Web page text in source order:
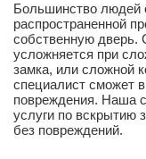
Большинство людей
распространенной
собственную дверь.
усложняется при
замка, или сложной
специалист сможет
повреждения. Наша
услуги по вскрытию
без повреждений.